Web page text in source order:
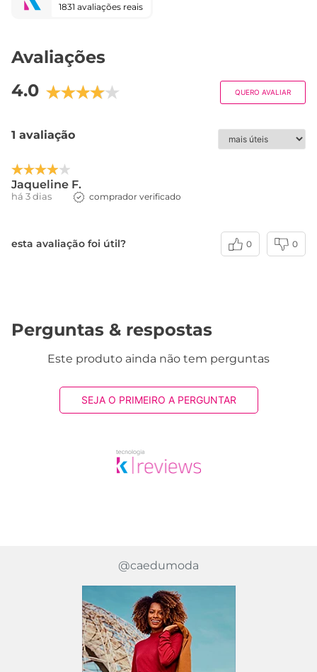
1831 avaliações reais
Avaliações
4.0
QUERO AVALIAR
1 avaliação
Jaqueline F.
há 3 dias comprador verificado
esta avaliação foi útil? 0 0
Perguntas & respostas
Este produto ainda não tem perguntas
SEJA O PRIMEIRO A PERGUNTAR
@caedumoda